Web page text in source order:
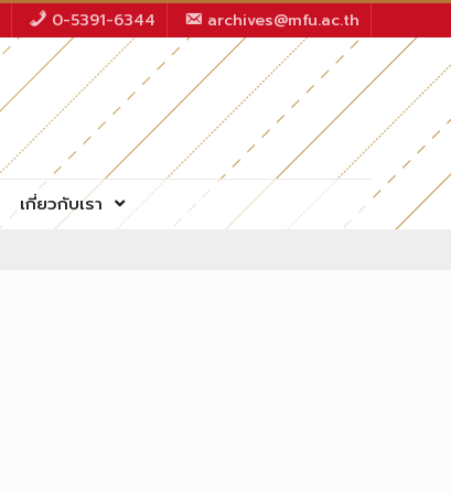
0-5391-6344 archives@mfu.ac.th
เกี่ยวกับเรา